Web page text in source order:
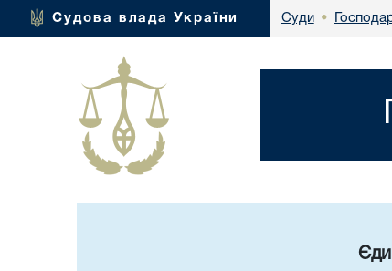
Судова влада України Суди •